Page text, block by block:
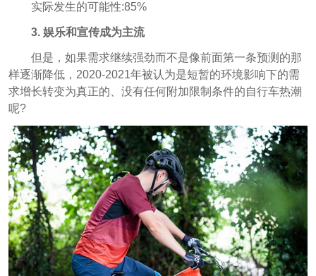
实际发生的可能性:85%
3. 娱乐和宣传成为主流
但是，如果需求继续强劲而不是像前面第一条预测的那
样逐渐降低，2020-2021年被认为是短暂的环境影响下的需
求增长转变为真正的、没有任何附加限制条件的自行车热潮
呢?